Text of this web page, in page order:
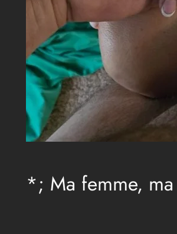
*; Ma femme,